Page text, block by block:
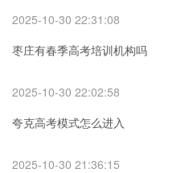
2025-10-30 22:31:08
枣庄有春季高考培训机构吗
2025-10-30 22:02:58
夸克高考模式怎么进入
2025-10-30 21:36:15